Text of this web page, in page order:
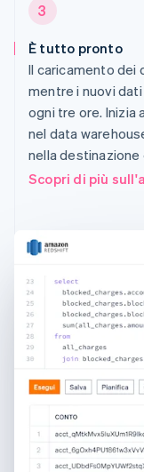
3
È tutto pronto
Il caricamento dei
mentre i nuovi
ogni tre ore. Inizia
nel data
nella destinazione
Scopri di più